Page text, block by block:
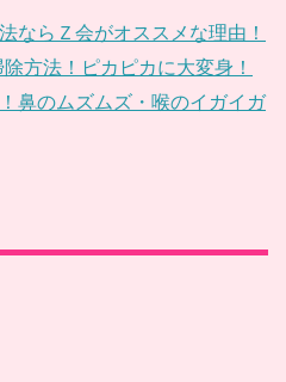
ならＺ会がオススメな理由！
方法！ピカピカに大変身！
鼻のムズムズ・喉のイガイガ